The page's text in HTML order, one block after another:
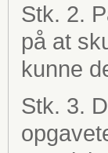
Stk. 2.
på at
kunne
Stk. 3.